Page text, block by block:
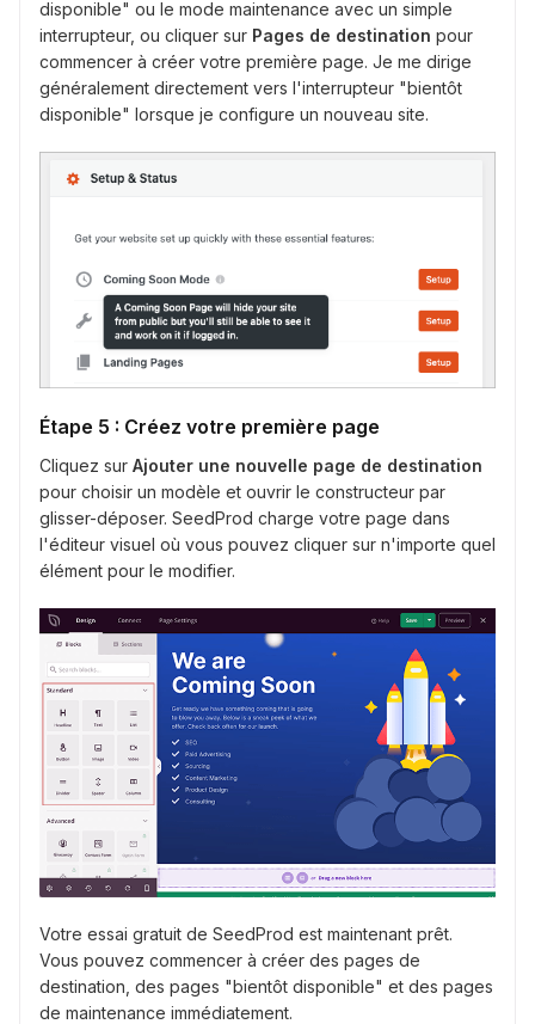
disponible" ou le mode maintenance avec un simple
interrupteur, ou cliquer sur Pages de destination pour
commencer à créer votre première page. Je me dirige
généralement directement vers l'interrupteur "bientôt
disponible" lorsque je configure un nouveau site.
Étape 5 : Créez votre première page
Cliquez sur Ajouter une nouvelle page de destination
pour choisir un modèle et ouvrir le constructeur par
glisser-déposer. SeedProd charge votre page dans
l'éditeur visuel où vous pouvez cliquer sur n'importe quel
élément pour le modifier.
Votre essai gratuit de SeedProd est maintenant prêt.
Vous pouvez commencer à créer des pages de
destination, des pages "bientôt disponible" et des pages
de maintenance immédiatement.